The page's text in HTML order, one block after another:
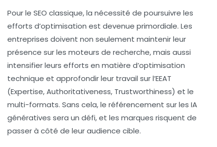
Pour le SEO classique, la nécessité de poursuivre les
efforts d’optimisation est devenue primordiale. Les
entreprises doivent non seulement maintenir leur
présence sur les moteurs de recherche, mais aussi
intensifier leurs efforts en matière d’optimisation
technique et approfondir leur travail surl’EEAT
(Expertise, Authoritativeness, Trustworthiness) et le
multi-formats. Sans cela, le référencement sur les IA
génératives sera un défi, et les marques risquent de
passer à côté de leur audience cible.